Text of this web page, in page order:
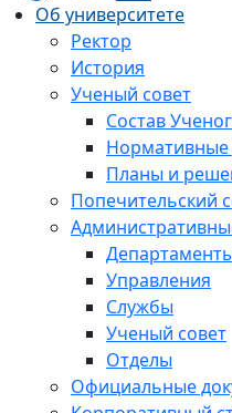
Об университете
Ректор
История
Ученый совет
Состав
Нормативные
Планы и
Попечительский
Управления
Службы
Ученый совет
Отделы
Официальные